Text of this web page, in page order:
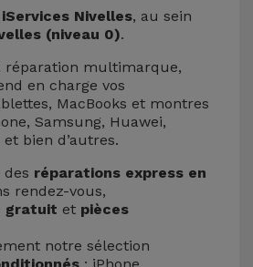
iServices Nivelles, au sein
(niveau 0).
réparation multimarque,
en charge vos
MacBooks et montres
Samsung, Huawei,
bien d’autres.
des réparations express en
rendez-vous,
gratuit et pièces
notre sélection